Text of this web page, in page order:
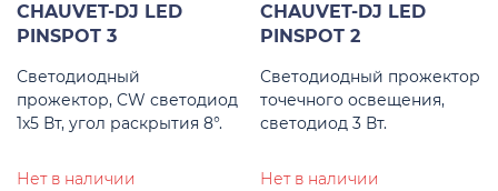
CHAUVET-DJ LED
PINSPOT 3
Светодиодный
прожектор, CW светодиод
1х5 Вт, угол раскрытия 8°.
Нет в наличии
CHAUVET-DJ LED
PINSPOT 2
Светодиодный прожектор
точечного освещения,
светодиод 3 Вт.
Нет в наличии